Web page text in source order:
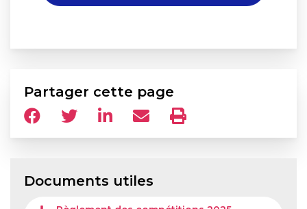
Partager cette page
Documents utiles